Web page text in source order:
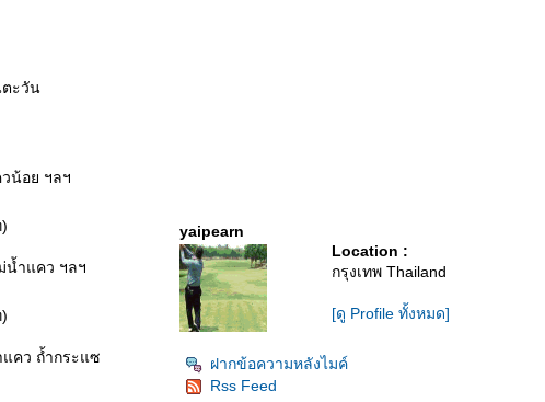
ตะวัน
น้อย ฯลฯ
น้ำแคว ฯลฯ
คว ถ้ำกระแซ
yaipearn
Location :
กรุงเทพ Thailand
[ดู Profile ทั้งหมด]
ฝากข้อความหลังไมค์
Rss Feed